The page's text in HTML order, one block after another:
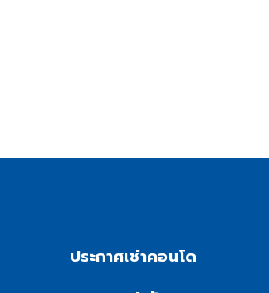
ประกาศเช่าคอนโด